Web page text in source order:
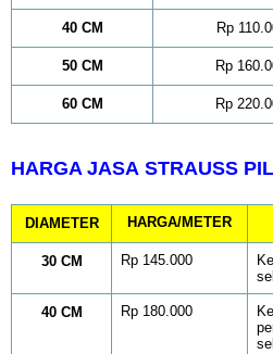
40 CM Rp
50 CM Rp
60 CM Rp
HARGA JASA STRAUSS
DIAMETER HARGA/METER
30 CM Rp 145.000
40 CM Rp 180.000